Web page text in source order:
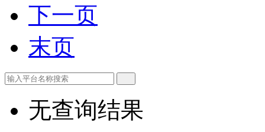
下一页
末页
无查询结果